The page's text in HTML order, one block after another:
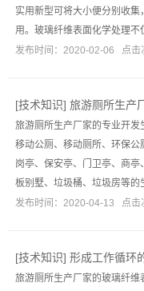
实用新型可将大小便分别收
用。玻璃纤维表面化学处理不
发布时间：2020-02-06 点击
[技术知识] 旅游厕所生产
旅游厕所生产厂家的专业开
移动公厕、移动厕所、环保公
岗亭、保安亭、门卫亭、商
板别墅、垃圾桶、垃圾房等的
发布时间：2020-04-13 点击
[技术知识] 形成工作循环
旅游厕所生产厂家的玻璃纤